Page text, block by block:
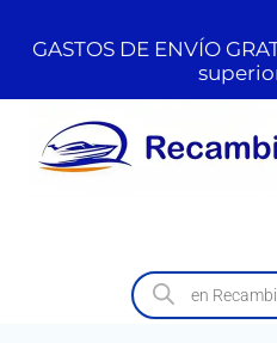
GASTOS DE ENVÍO